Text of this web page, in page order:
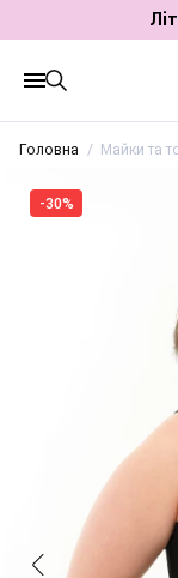
Головна Майки та
-30%